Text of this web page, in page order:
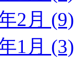
2月 (9)
1月 (3)